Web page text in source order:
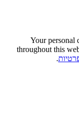
Your personal
throughout this
.